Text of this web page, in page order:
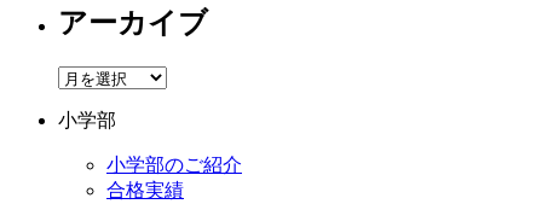
アーカイブ
ア
カ
小学部
小学部のご紹介
合格実績